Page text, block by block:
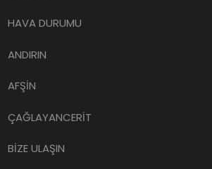
HAVA DURUMU
ANDIRIN
AFŞİN
ÇAĞLAYANCERİT
BİZE ULAŞIN